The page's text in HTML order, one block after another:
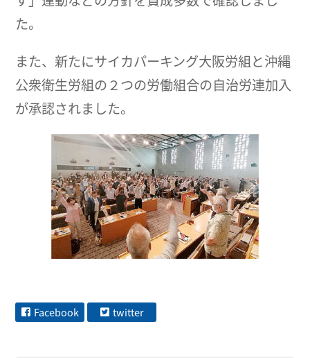
た。
また、新たにサイカパーキング大阪労組と沖縄
公衆衛生労組の２つの労働組合の自治労連加入
が承認されました。
Facebook twitter